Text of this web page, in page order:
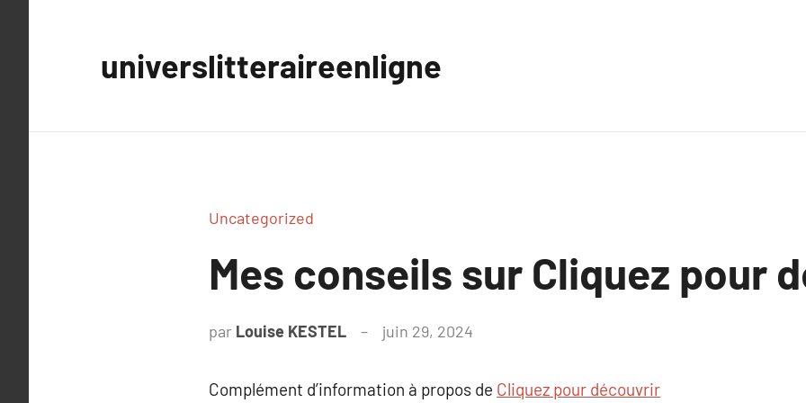
universlitteraireenligne
Uncategorized
Mes conseils sur Cliquez pour
par Louise KESTEL juin 29, 2024
Complément d’information à propos de Cliquez pour découvrir